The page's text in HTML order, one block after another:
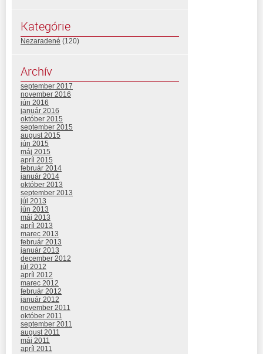
Kategórie
Nezaradené (120)
Archív
september 2017
november 2016
jún 2016
január 2016
október 2015
september 2015
august 2015
jún 2015
máj 2015
apríl 2015
február 2014
január 2014
október 2013
september 2013
júl 2013
jún 2013
máj 2013
apríl 2013
marec 2013
február 2013
január 2013
december 2012
júl 2012
apríl 2012
marec 2012
február 2012
január 2012
november 2011
október 2011
september 2011
august 2011
máj 2011
apríl 2011